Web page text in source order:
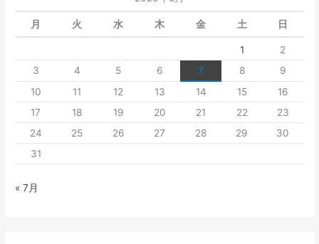
月 火 水 木 金 土 日
1
2
3
4 5 6 7 8
9
10
11 12 13 14 15
16
17
18 19 20 21 22
23
24
25 26 27 28 29
30
31
« 7月